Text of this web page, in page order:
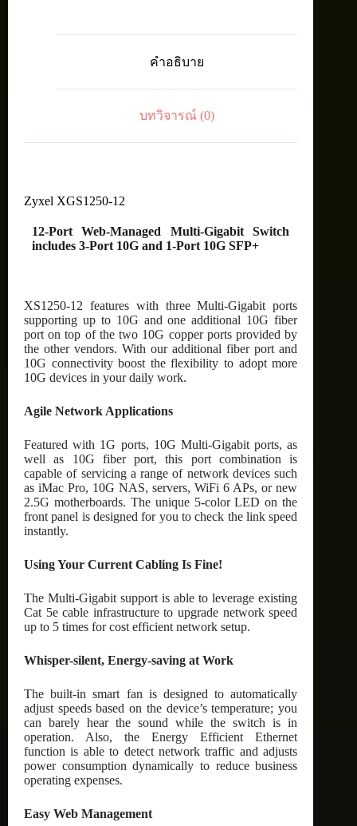
Switch
10G
10G
ชิ้น
คำอธิบาย
บทวิจารณ์ (0)
Zyxel XGS1250-12
12-Port Web-Managed Multi-Gigabit Switch
includes 3-Port 10G and 1-Port 10G SFP+
XS1250-12 features with three Multi-Gigabit ports
supporting up to 10G and one additional 10G fiber
port on top of the two 10G copper ports provided by
the other vendors. With our additional fiber port and
10G connectivity boost the flexibility to adopt more
10G devices in your daily work.
Agile Network Applications
Featured with 1G ports, 10G Multi-Gigabit ports, as
well as 10G fiber port, this port combination is
capable of servicing a range of network devices such
as iMac Pro, 10G NAS, servers, WiFi 6 APs, or new
2.5G motherboards. The unique 5-color LED on the
front panel is designed for you to check the link speed
instantly.
Using Your Current Cabling Is Fine!
The Multi-Gigabit support is able to leverage existing
Cat 5e cable infrastructure to upgrade network speed
up to 5 times for cost efficient network setup.
Whisper-silent, Energy-saving at Work
The built-in smart fan is designed to automatically
adjust speeds based on the device’s temperature; you
can barely hear the sound while the switch is in
operation. Also, the Energy Efficient Ethernet
function is able to detect network traffic and adjusts
power consumption dynamically to reduce business
operating expenses.
Easy Web Management